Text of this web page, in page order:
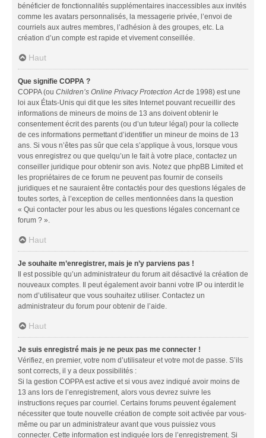
bénéficier de fonctionnalités supplémentaires inaccessibles aux invités
comme les avatars personnalisés, la messagerie privée, l’envoi de
courriels aux autres membres, l’adhésion à des groupes, etc. La
création d’un compte est rapide et vivement conseillée.
Haut
Que signifie COPPA ?
COPPA (ou Children’s Online Privacy Protection Actde 1998) est une
loi aux États-Unis qui dit que les sites Internet pouvant recueillir des
informations de mineurs de moins de 13 ans doivent obtenir le
consentement écrit des parents (ou d’un tuteur légal) pour la collecte
de ces informations permettant d’identifier un mineur de moins de 13
ans. Si vous n’êtes pas sûr que cela s’applique à vous, lorsque vous
vous enregistrez ou que quelqu’un le fait à votre place, contactez un
conseiller juridique pour obtenir son avis. Notez que phpBB Limited et
les propriétaires de ce forum ne peuvent pas fournir de conseils
juridiques et ne sauraient être contactés pour des questions légales de
toutes sortes, à l’exception de celles mentionnées dans la question
« Qui contacter pour les abus ou les questions légales concernant ce
forum ? ».
Haut
Je souhaite m’enregistrer, mais je n’y parviens pas !
Il est possible qu’un administrateur du forum ait désactivé la création de
nouveaux comptes. Il peut également avoir banni votre IP ou interdit le
nom d’utilisateur que vous souhaitez utiliser. Contactez un
administrateur du forum pour obtenir de l’aide.
Haut
Je suis enregistré mais je ne peux pas me connecter !
Vérifiez, en premier, votre nom d’utilisateur et votre mot de passe. S’ils
sont corrects, il y a deux possibilités :
Si la gestion COPPA est active et si vous avez indiqué avoir moins de
13 ans lors de l’enregistrement, alors vous devrez suivre les
instructions reçues par courriel. Certains forums peuvent également
nécessiter que toute nouvelle création de compte soit activée par vous-
même ou par un administrateur avant que vous puissiez vous
connecter. Cette information est indiquée lors de l’enregistrement. Si